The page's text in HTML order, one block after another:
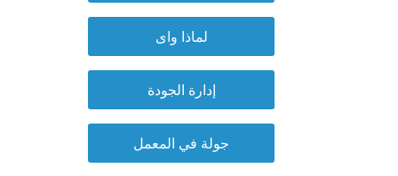
لماذا واى
إدارة الجودة
جولة في المعمل